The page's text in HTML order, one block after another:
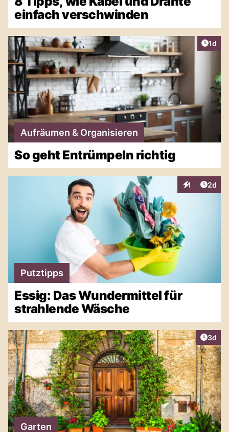
einfach verschwinden
1d
Aufräumen & Organisieren
So geht Entrümpeln richtig
1
Interaktionen
2d
Putztipps
Essig: Das Wundermittel für
strahlende Wäsche
3d
Garten